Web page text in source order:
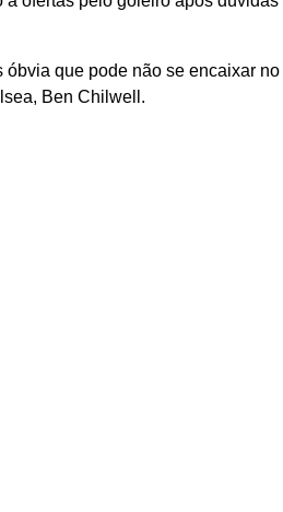
óbvia que pode não se encaixar
Ben Chilwell.